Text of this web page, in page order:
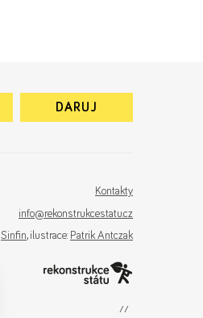
DARUJ
Kontakty
info@rekonstrukcestatu.cz
Sinfin, ilustrace: Patrik Antczak